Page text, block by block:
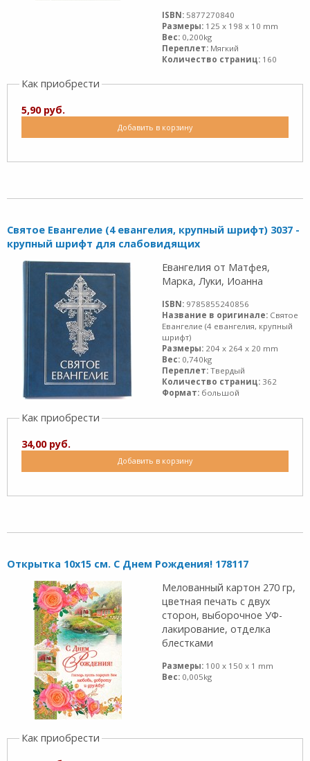
ISBN: 5877270840
Размеры: 125 x 198 x 10 mm
Вес: 0,200kg
Переплет: Мягкий
Количество страниц: 160
Как приобрести
5,90 руб.
Добавить в корзину
Святое Евангелие (4 евангелия, крупный шрифт) 3037 -
крупный шрифт для слабовидящих
Евангелия от Матфея,
Марка, Луки, Иоанна
ISBN: 9785855240856
Название в оригинале: Святое
Евангелие (4 евангелия, крупный
шрифт)
Размеры: 204 x 264 x 20 mm
Вес: 0,740kg
Переплет: Твердый
Количество страниц: 362
Формат: большой
Как приобрести
34,00 руб.
Добавить в корзину
Открытка 10х15 см. С Днем Рождения! 178117
Мелованный картон 270 гр,
цветная печать с двух
сторон, выборочное УФ-
лакирование, отделка
блестками
Размеры: 100 x 150 x 1 mm
Вес: 0,005kg
Как приобрести